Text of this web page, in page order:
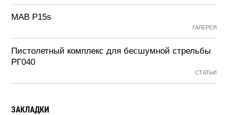
MAB P15s
ГАЛЕРЕЯ
Пистолетный комплекс для бесшумной стрельбы
РГ040
СТАТЬИ
ЗАКЛАДКИ